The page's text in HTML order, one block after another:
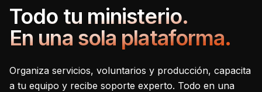
Tecnoiglesia One -
Todo tu ministerio.
En una sola plataforma.
Organiza servicios, voluntarios y producción, capacita
a tu equipo y recibe soporte experto. Todo en una